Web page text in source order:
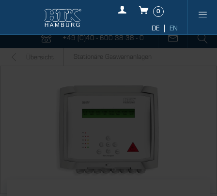
0
+49 (0)40 - 600 38 38 - 0
Übersicht Stationäre Gaswarnanlagen